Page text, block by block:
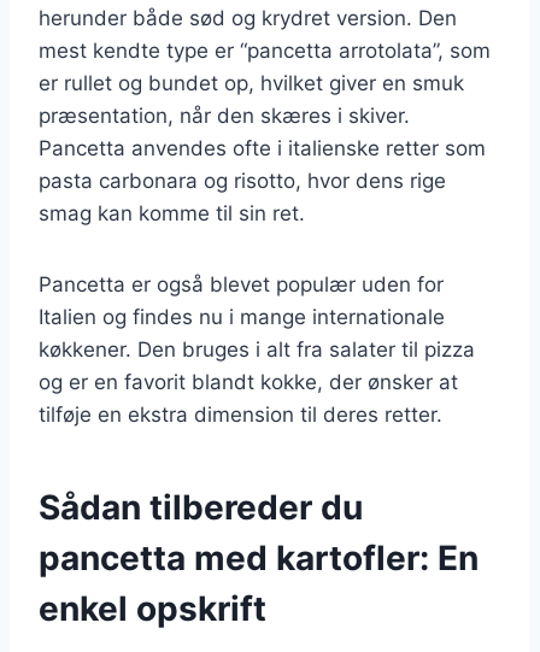
herunder både sød og krydret version. Den
mest kendte type er “pancetta arrotolata”, som
er rullet og bundet op, hvilket giver en smuk
præsentation, når den skæres i skiver.
Pancetta anvendes ofte i italienske retter som
pasta carbonara og risotto, hvor dens rige
smag kan komme til sin ret.
Pancetta er også blevet populær uden for
Italien og findes nu i mange internationale
køkkener. Den bruges i alt fra salater til pizza
og er en favorit blandt kokke, der ønsker at
tilføje en ekstra dimension til deres retter.
Sådan tilbereder du
pancetta med kartofler: En
enkel opskrift